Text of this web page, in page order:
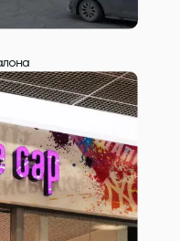
стиля, упаковки,
от 3 рабочих дней